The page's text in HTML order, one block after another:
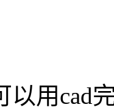
以用cad